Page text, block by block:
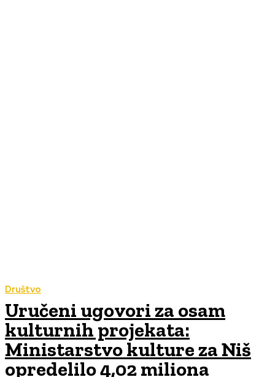
Društvo
Uručeni ugovori za osam
kulturnih projekata:
Ministarstvo kulture za Niš
opredelilo 4,02 miliona